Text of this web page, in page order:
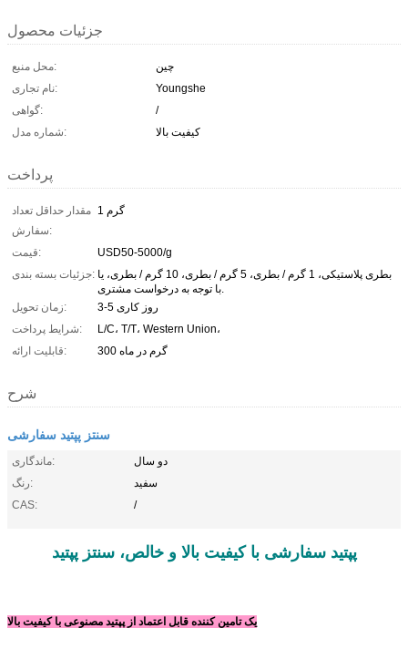
جزئیات محصول
محل منبع:
چین
نام تجاری:
Youngshe
گواهی:
/
شماره مدل:
کیفیت بالا
پرداخت
مقدار حداقل تعداد
سفارش:
1 گرم
قیمت:
USD50-5000/g
جزئیات بسته بندی: بطری پلاستیکی، 1 گرم / بطری، 5 گرم / بطری، 10 گرم / بطری، یا
با توجه به درخواست مشتری.
زمان تحویل:
3-5 روز کاری
شرایط پرداخت:
L/C، T/T، Western Union،
قابلیت ارائه:
300 گرم در ماه
شرح
سنتز پپتید سفارشی
ماندگاری:
دو سال
رنگ:
سفید
CAS:
/
پپتید سفارشی با کیفیت بالا و خالص، سنتز پپتید
یک تامین کننده قابل اعتماد از پپتید مصنوعی با کیفیت بالا